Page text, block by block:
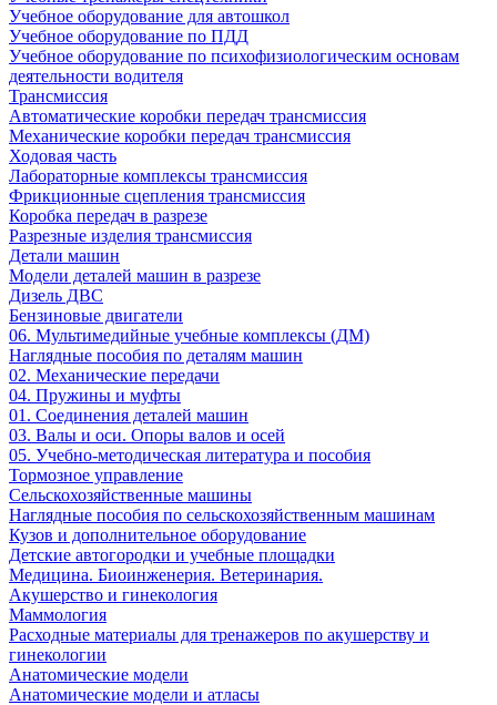
Учебное оборудование для автошкол
Учебное оборудование по ПДД
Учебное оборудование по психофизиологическим основам
деятельности водителя
Трансмиссия
Автоматические коробки передач трансмиссия
Механические коробки передач трансмиссия
Ходовая часть
Лабораторные комплексы трансмиссия
Фрикционные сцепления трансмиссия
Коробка передач в разрезе
Разрезные изделия трансмиссия
Детали машин
Модели деталей машин в разрезе
Дизель ДВС
Бензиновые двигатели
06. Мультимедийные учебные комплексы (ДМ)
Наглядные пособия по деталям машин
02. Механические передачи
04. Пружины и муфты
01. Соединения деталей машин
03. Валы и оси. Опоры валов и осей
05. Учебно-методическая литература и пособия
Тормозное управление
Сельскохозяйственные машины
Наглядные пособия по сельскохозяйственным машинам
Кузов и дополнительное оборудование
Детские автогородки и учебные площадки
Медицина. Биоинженерия. Ветеринария.
Акушерство и гинекология
Маммология
Расходные материалы для тренажеров по акушерству и
гинекологии
Анатомические модели
Анатомические модели и атласы